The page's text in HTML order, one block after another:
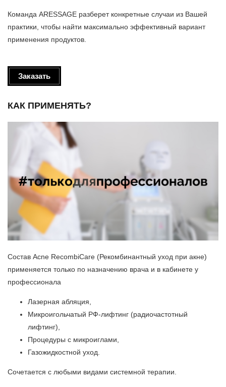
Команда ARESSAGE разберет конкретные случаи из Вашей
практики, чтобы найти максимально эффективный вариант
применения продуктов.
Заказать
КАК ПРИМЕНЯТЬ?
Состав Acne RecombiCare (Рекомбинантный уход при акне)
применяется только по назначению врача и в кабинете у
профессионала
Лазерная абляция,
Микроигольчатый РФ-лифтинг (радиочастотный
лифтинг),
Процедуры с микроиглами,
Газожидкостной уход.
Сочетается с любыми видами системной терапии.